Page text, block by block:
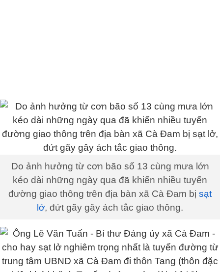
Do ảnh hưởng từ cơn bão số 13 cùng mưa lớn
kéo dài những ngày qua đã khiến nhiều tuyến
đường giao thông trên địa bàn xã Cà Đam bị sạt
lở, đứt gãy gây ách tắc giao thông.